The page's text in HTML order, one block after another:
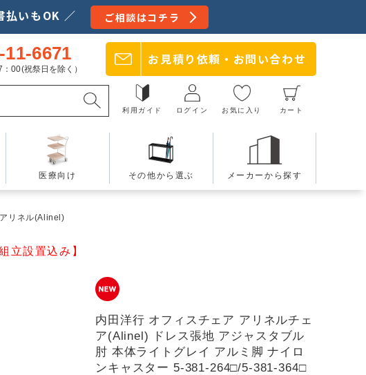
払いもOK ／ ご相談はコチラ
11-6671
00(祝祭日を除く）
お見積り依頼・ お問い合わせ
利用ガイド ログイン お気に入り カート
医療向け その他から選ぶ メーカーから探す
アリネル(Alinel)
立設置込み】
内田洋行 オフィスチェア アリネルチェ
ア(Alinel) ドレス張地 アジャスタブル
肘 本体ライトグレイ アルミ脚 ナイロ
ンキャスター 5-381-264□/5-381-364□